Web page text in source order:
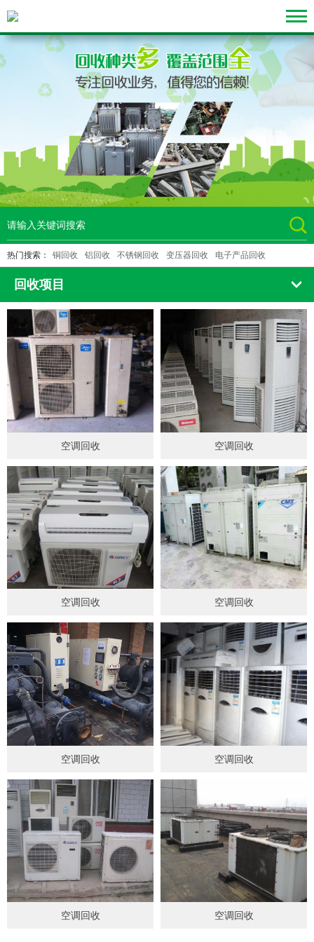
热门搜索： 铜回收 铝回收 不锈钢回收 变压器回收 电子产品回收
回收项目
空调回收 空调回收
空调回收 空调回收
空调回收 空调回收
空调回收 空调回收